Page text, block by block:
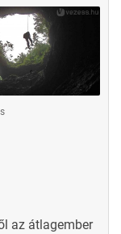
az átlagember